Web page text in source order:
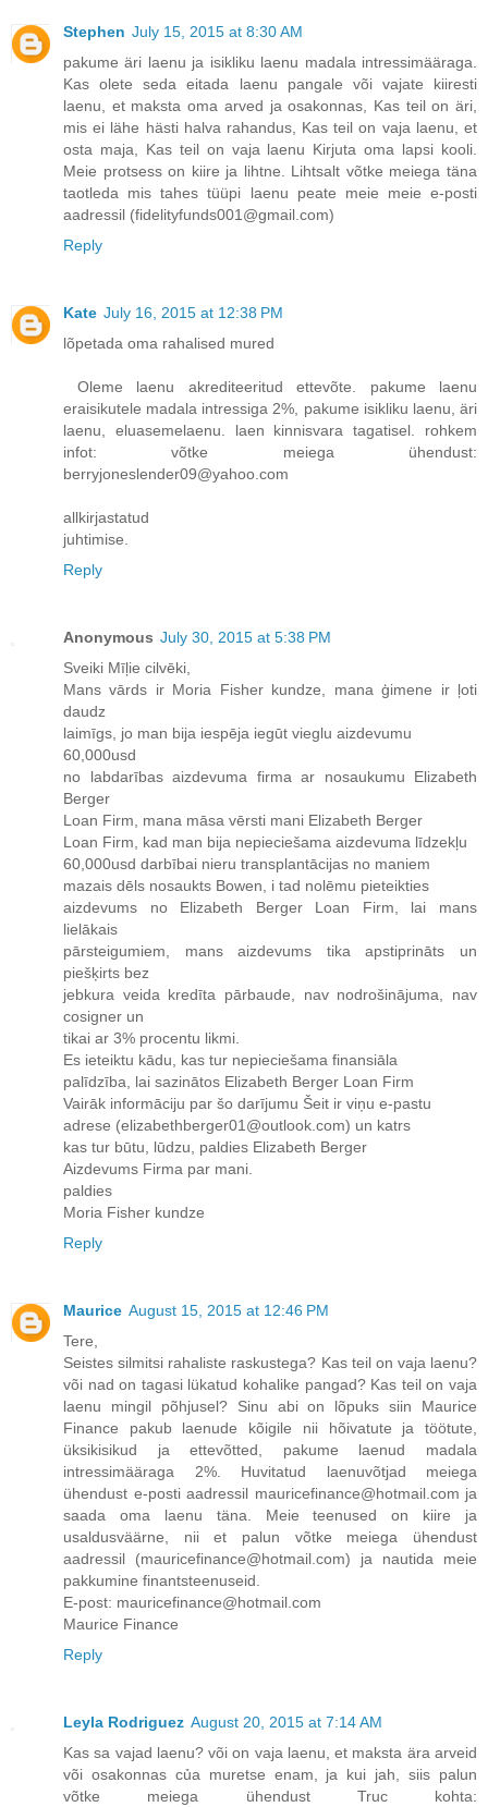
Stephen July 15, 2015 at 8:30 AM
pakume äri laenu ja isikliku laenu madala intressimääraga.
Kas olete seda eitada laenu pangale või vajate kiiresti
laenu, et maksta oma arved ja osakonnas, Kas teil on äri,
mis ei lähe hästi halva rahandus, Kas teil on vaja laenu, et
osta maja, Kas teil on vaja laenu Kirjuta oma lapsi kooli.
Meie protsess on kiire ja lihtne. Lihtsalt võtke meiega täna
taotleda mis tahes tüüpi laenu peate meie meie e-posti
aadressil (fidelityfunds001@gmail.com)
Reply
Kate July 16, 2015 at 12:38 PM
lõpetada oma rahalised mured
Oleme laenu akrediteeritud ettevõte. pakume laenu
eraisikutele madala intressiga 2%, pakume isikliku laenu, äri
laenu, eluasemelaenu. laen kinnisvara tagatisel. rohkem
infot: võtke meiega ühendust:
berryjoneslender09@yahoo.com
allkirjastatud
juhtimise.
Reply
Anonymous July 30, 2015 at 5:38 PM
Sveiki Mīļie cilvēki,
Mans vārds ir Moria Fisher kundze, mana ģimene ir ļoti
daudz
laimīgs, jo man bija iespēja iegūt vieglu aizdevumu
60,000usd
no labdarības aizdevuma firma ar nosaukumu Elizabeth
Berger
Loan Firm, mana māsa vērsti mani Elizabeth Berger
Loan Firm, kad man bija nepieciešama aizdevuma līdzekļu
60,000usd darbībai nieru transplantācijas no maniem
mazais dēls nosaukts Bowen, i tad nolēmu pieteikties
aizdevums no Elizabeth Berger Loan Firm, lai mans
lielākais
pārsteigumiem, mans aizdevums tika apstiprināts un
piešķirts bez
jebkura veida kredīta pārbaude, nav nodrošinājuma, nav
cosigner un
tikai ar 3% procentu likmi.
Es ieteiktu kādu, kas tur nepieciešama finansiāla
palīdzība, lai sazinātos Elizabeth Berger Loan Firm
Vairāk informāciju par šo darījumu Šeit ir viņu e-pastu
adrese (elizabethberger01@outlook.com) un katrs
kas tur būtu, lūdzu, paldies Elizabeth Berger
Aizdevums Firma par mani.
paldies
Moria Fisher kundze
Reply
Maurice August 15, 2015 at 12:46 PM
Tere,
Seistes silmitsi rahaliste raskustega? Kas teil on vaja laenu?
või nad on tagasi lükatud kohalike pangad? Kas teil on vaja
laenu mingil põhjusel? Sinu abi on lõpuks siin Maurice
Finance pakub laenude kõigile nii hõivatute ja töötute,
üksikisikud ja ettevõtted, pakume laenud madala
intressimääraga 2%. Huvitatud laenuvõtjad meiega
ühendust e-posti aadressil mauricefinance@hotmail.com ja
saada oma laenu täna. Meie teenused on kiire ja
usaldusväärne, nii et palun võtke meiega ühendust
aadressil (mauricefinance@hotmail.com) ja nautida meie
pakkumine finantsteenuseid.
E-post: mauricefinance@hotmail.com
Maurice Finance
Reply
Leyla Rodriguez August 20, 2015 at 7:14 AM
Kas sa vajad laenu? või on vaja laenu, et maksta ära arveid
või osakonnas của muretse enam, ja kui jah, siis palun
võtke meiega ühendust Truc kohta: